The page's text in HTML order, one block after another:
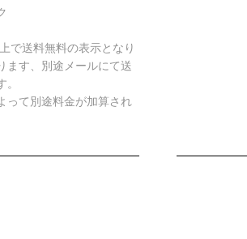
で送料無料の表示となり
ます、別途メールにて送
って別途料金が加算され